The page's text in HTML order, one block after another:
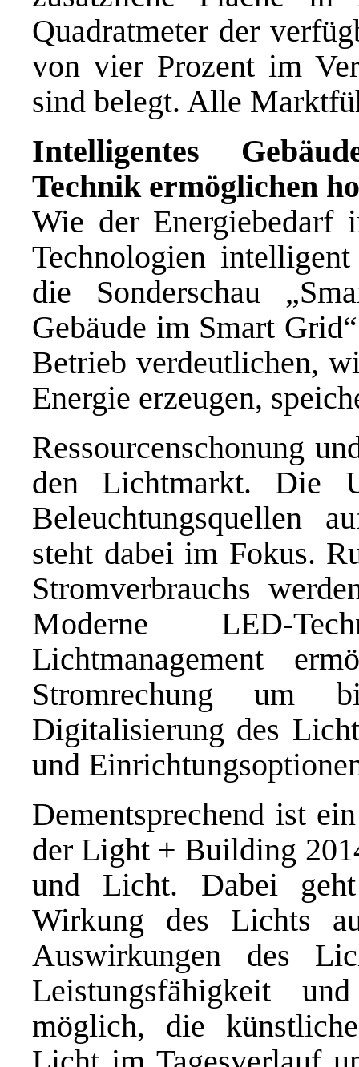
Quadratmeter der
von vier Prozent im
sind belegt. Alle
Intelligentes
Technik ermöglichen
Wie der Energiebedarf
Technologien
die Sonderschau
Gebäude im Smart
Betrieb verdeutlichen,
Energie erzeugen,
Ressourcenschonung
den Lichtmarkt. Die
Beleuchtungsquellen
steht dabei im Fokus.
Stromverbrauchs
Moderne LED-
Lichtmanagement
Stromrechung
Digitalisierung des
und
Dementsprechend ist
der Light + Building
und Licht. Dabei
Wirkung des Lichts
Auswirkungen des
Leistungsfähigkeit
möglich, die